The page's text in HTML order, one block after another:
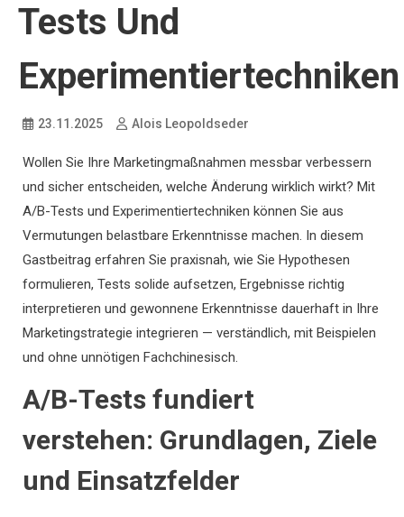
Tests Und
Experimentiertechniken
23.11.2025 Alois Leopoldseder
Wollen Sie Ihre Marketingmaßnahmen messbar verbessern
und sicher entscheiden, welche Änderung wirklich wirkt? Mit
A/B-Tests und Experimentiertechniken können Sie aus
Vermutungen belastbare Erkenntnisse machen. In diesem
Gastbeitrag erfahren Sie praxisnah, wie Sie Hypothesen
formulieren, Tests solide aufsetzen, Ergebnisse richtig
interpretieren und gewonnene Erkenntnisse dauerhaft in Ihre
Marketingstrategie integrieren — verständlich, mit Beispielen
und ohne unnötigen Fachchinesisch.
A/B-Tests fundiert
verstehen: Grundlagen, Ziele
und Einsatzfelder